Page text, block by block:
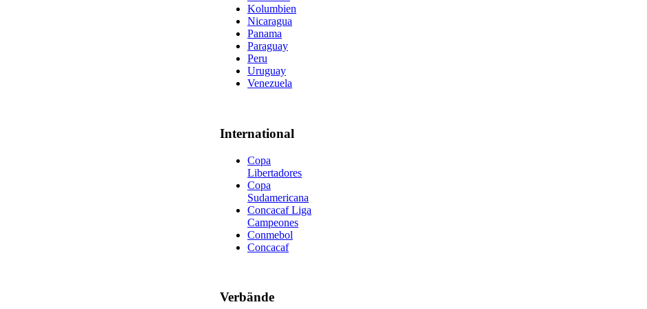
Kolumbien
Nicaragua
Panama
Paraguay
Peru
Uruguay
Venezuela
International
Copa
Libertadores
Copa
Sudamericana
Concacaf Liga
Campeones
Conmebol
Concacaf
Verbände